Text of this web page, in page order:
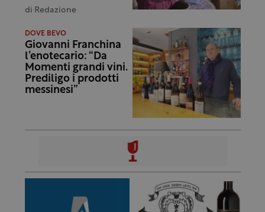
di Redazione
DOVE BEVO
Giovanni Franchina
l’enotecario: “Da
Momenti grandi vini.
Prediligo i prodotti
messinesi”